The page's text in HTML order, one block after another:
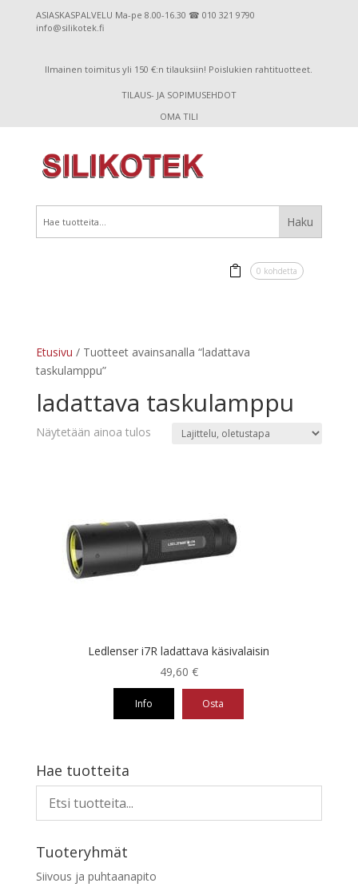
ASIASKASPALVELU Ma-pe 8.00-16.30 ☎ 010 321 9790
info@silikotek.fi
Ilmainen toimitus yli 150 €:n tilauksiin! Poislukien rahtituotteet.
TILAUS- JA SOPIMUSEHDOT
OMA TILI
0 kohdetta
Etusivu / Tuotteet avainsanalla “ladattava
taskulamppu”
ladattava taskulamppu
Näytetään ainoa tulos
Ledlenser i7R ladattava käsivalaisin
49,60 €
Info Osta
Hae tuotteita
Tuoteryhmät
Siivous ja puhtaanapito